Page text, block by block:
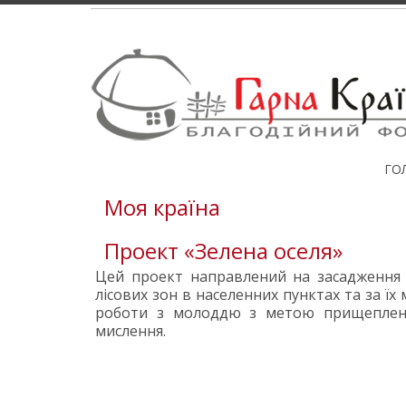
Моя країна
Проект «Зелена оселя»
Цей проект направлений на засадження
лісових зон в населенних пунктах та за
роботи з молоддю з метою
мислення.